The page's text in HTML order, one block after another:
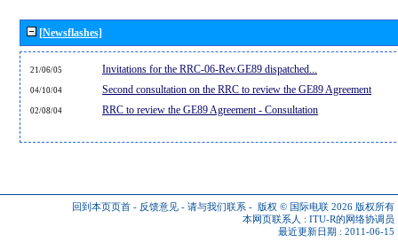
[Newsflashes]
21/06/05 Invitations for the RRC-06-Rev.GE89 dispatched...
04/10/04 Second consultation on the RRC to review the GE89 Agreement
02/08/04 RRC to review the GE89 Agreement - Consultation
回到本页页首 - 反馈意见 - 请与我们联系 - 版权 © 国际电联 2026 版权所有
本网页联系人 : ITU-R的网络协调员
最近更新日期 : 2011-06-15